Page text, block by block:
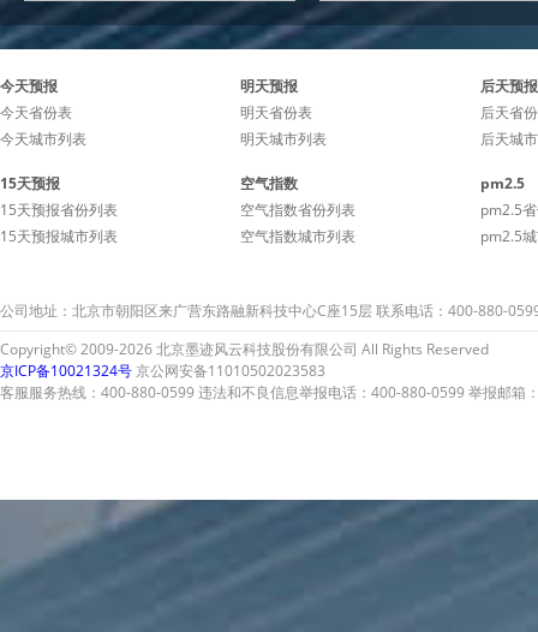
今天预报
今天省份表
今天城市列表
明天预报
明天省份表
明天城市列表
后天预报
后天省
后天城
15天预报
15天预报省份列表
15天预报城市列表
空气指数
空气指数省份列表
空气指数城市列表
pm2.5
pm2.5
pm2.5
公司地址：北京市朝阳区来广营东路融新科技中心C座15层 联系电话：400-880-
Copyright© 2009-2026 北京墨迹风云科技股份有限公司 All Rights Reserved
京ICP备10021324号京公网安备11010502023583
客服服务热线：400-880-0599 违法和不良信息举报电话：400-880-0599 举报邮箱